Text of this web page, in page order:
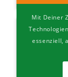
Mit Deiner
essenziell,